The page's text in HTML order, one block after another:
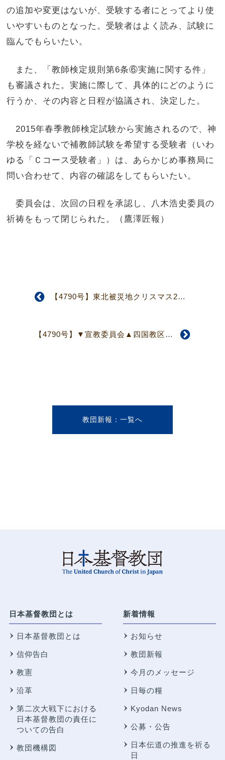
の追加や変更はないが、受験する者にとってより使
いやすいものとなった。受験者はよく読み、試験に
臨んでもらいたい。
また、「教師検定規則第6条⑥実施に関する件」
も審議された。実施に際して、具体的にどのように
行うか、その内容と日程が協議され、決定した。
2015年春季教師検定試験から実施されるので、神
学校を経ないで補教師試験を希望する受験者（いわ
ゆる「Ｃコース受験者」）は、あらかじめ事務局に
問い合わせて、内容の確認をしてもらいたい。
委員会は、次回の日程を承認し、八木浩史委員の
祈祷をもって閉じられた。（鷹澤匠報）
【4790号】東北被災地クリスマス2013 仙台・石巻・遠野各センターでクリスマス集会開催
【4790号】▼宣教委員会▲四国教区、諸教会・伝道所訪問
教団新報
日本基督教団とは
日本基督教団とは
信仰告白
教憲
沿革
第二次大戦下における
日本基督教団の責任に
ついての告白
教団機構図
新着情報
お知らせ
教団新報
今月のメッセージ
日毎の糧
Kyodan News
公募・公告
日本伝道の推進を祈る
日